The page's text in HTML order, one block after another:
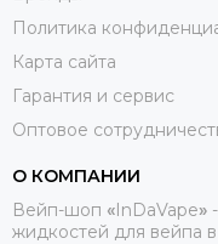
Политика
Карта сайта
Гарантия и сервис
Оптовое
О КОМПАНИИ
Вейп-шоп «InDaVape»
жидкостей для вейпа